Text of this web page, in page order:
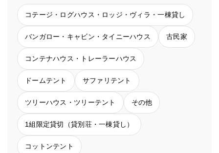
コテージ・ログハウス・ロッジ・ヴィラ・一棟貸し
バンガロー・キャビン・タイニーハウス 古民家
コンテナハウス・トレーラーハウス
ドームテント サファリテント
ツリーハウス・ツリーテント その他
1組限定貸切（貸別荘・一棟貸し）
コットンテント